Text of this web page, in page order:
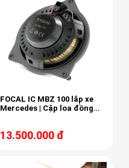
FOCAL IC MBZ 100 lắp xe
Mercedes | Cặp loa đồng
13.500.000 đ